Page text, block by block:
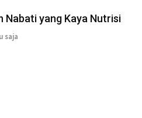
Nabati yang Kaya Nutrisi
saja